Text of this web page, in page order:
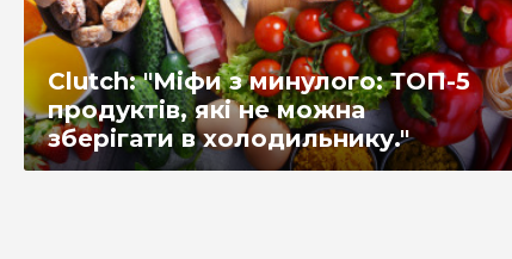
Clutch: "Міфи з минулого: ТОП-5
продуктів, які не можна
зберігати в холодильнику."